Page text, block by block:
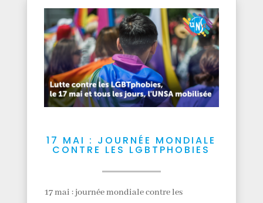
17 MAI : JOURNÉE MONDIALE
CONTRE LES LGBTPHOBIES
17 mai : journée mondiale contre les